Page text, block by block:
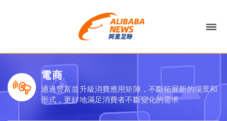
電商
通過豐富並升級消費應用矩陣，不斷拓展新的場景和
形式，更好地滿足消費者不斷變化的需求